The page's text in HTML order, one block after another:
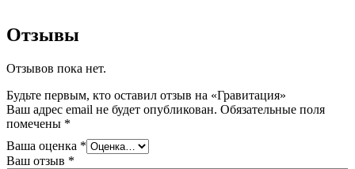
Отзывы
Отзывов пока нет.
Будьте первым, кто оставил отзыв на «Гравитация»
Ваш адрес email не будет опубликован. Обязательные поля
помечены *
Ваша оценка *
Ваш отзыв *